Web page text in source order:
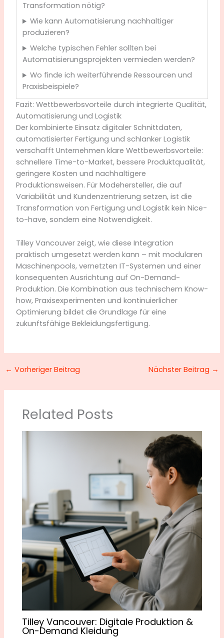
Transformation nötig?
Wie kann Automatisierung nachhaltiger
produzieren?
Welche typischen Fehler sollten bei
Automatisierungsprojekten vermieden werden?
Wo finde ich weiterführende Ressourcen und
Praxisbeispiele?
Fazit: Wettbewerbsvorteile durch integrierte Qualität,
Automatisierung und Logistik
Der kombinierte Einsatz digitaler Schnittdaten,
automatisierter Fertigung und schlanker Logistik
verschafft Unternehmen klare Wettbewerbsvorteile:
schnellere Time-to-Market, bessere Produktqualität,
geringere Kosten und nachhaltigere
Produktionsweisen. Für Modehersteller, die auf
Variabilität und Kundenzentrierung setzen, ist die
Transformation von Fertigung und Logistik kein Nice-
to-have, sondern eine Notwendigkeit.
Tilley Vancouver zeigt, wie diese Integration
praktisch umgesetzt werden kann – mit modularen
Maschinenpools, vernetzten IT-Systemen und einer
konsequenten Ausrichtung auf On-Demand-
Produktion. Die Kombination aus technischem Know-
how, Praxisexperimenten und kontinuierlicher
Optimierung bildet die Grundlage für eine
zukunftsfähige Bekleidungsfertigung.
← Vorheriger Beitrag Nächster Beitrag →
Related Posts
Tilley Vancouver: Digitale Produktion &
On-Demand Kleidung